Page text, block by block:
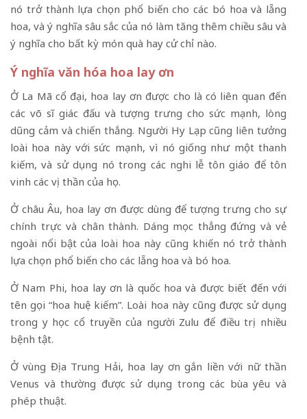
nó trở thành lựa chọn phổ biến cho các bó hoa và lẵng
hoa, và ý nghĩa sâu sắc của nó làm tăng thêm chiều sâu và
ý nghĩa cho bất kỳ món quà hay cử chỉ nào.
Ý nghĩa văn hóa hoa lay ơn
Ở La Mã cổ đại, hoa lay ơn được cho là có liên quan đến
các võ sĩ giác đấu và tượng trưng cho sức mạnh, lòng
dũng cảm và chiến thắng. Người Hy Lạp cũng liên tưởng
loài hoa này với sức mạnh, vì nó giống như một thanh
kiếm, và sử dụng nó trong các nghi lễ tôn giáo để tôn
vinh các vị thần của họ.
Ở châu Âu, hoa lay ơn được dùng để tượng trưng cho sự
chính trực và chân thành. Dáng mọc thẳng đứng và vẻ
ngoài nổi bật của loài hoa này cũng khiến nó trở thành
lựa chọn phổ biến cho các lẵng hoa và bó hoa.
Ở Nam Phi, hoa lay ơn là quốc hoa và được biết đến với
tên gọi “hoa huệ kiếm”. Loài hoa này cũng được sử dụng
trong y học cổ truyền của người Zulu để điều trị nhiều
bệnh tật.
Ở vùng Địa Trung Hải, hoa lay ơn gắn liền với nữ thần
Venus và thường được sử dụng trong các bùa yêu và
phép thuật.